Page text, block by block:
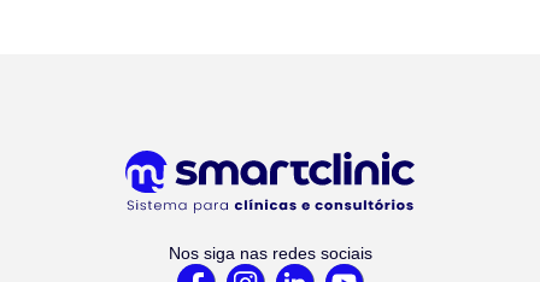
Nos siga nas redes sociais